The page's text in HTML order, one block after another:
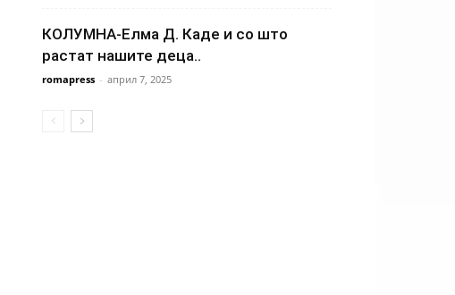
КОЛУМНА-Елма Д. Каде и со што
растат нашите деца..
romapress - април 7, 2025